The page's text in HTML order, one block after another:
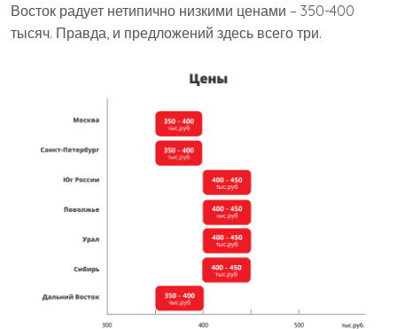
Восток радует нетипично низкими ценами – 350-400
тысяч. Правда, и предложений здесь всего три.